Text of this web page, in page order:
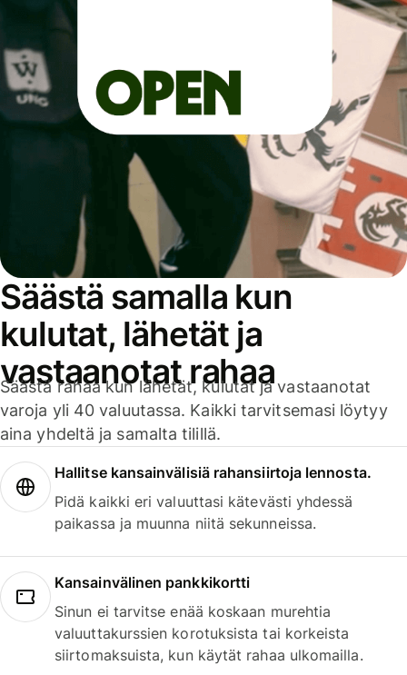
Säästä samalla kun
kulutat, lähetät ja
vastaanotat rahaa
Säästä rahaa kun lähetät, kulutat ja vastaanotat
varoja yli 40 valuutassa. Kaikki tarvitsemasi löytyy
aina yhdeltä ja samalta tilillä.
Hallitse kansainvälisiä rahansiirtoja lennosta.
Pidä kaikki eri valuuttasi kätevästi yhdessä
paikassa ja muunna niitä sekunneissa.
Kansainvälinen pankkikortti
Sinun ei tarvitse enää koskaan murehtia
valuuttakurssien korotuksista tai korkeista
siirtomaksuista, kun käytät rahaa ulkomailla.